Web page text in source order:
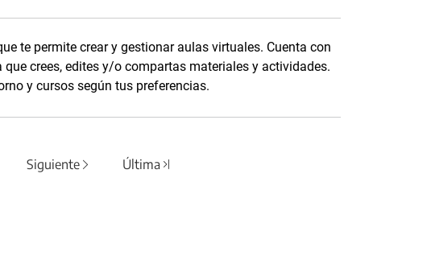
te permite crear y gestionar aulas virtuales. Cuenta con
crees, edites y/o compartas materiales y actividades.
y cursos según tus preferencias.
Siguiente Última